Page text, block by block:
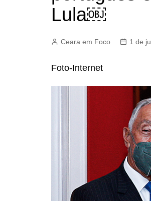
Lula￼
Ceara em Foco 1 de
Foto-Internet